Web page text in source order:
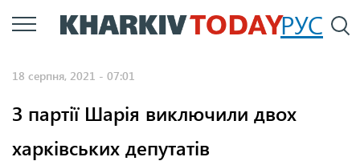
Перейти
до
РУС
18 серпня, 2021 - 07:01
З партії Шарія виключили двох
харківських депутатів